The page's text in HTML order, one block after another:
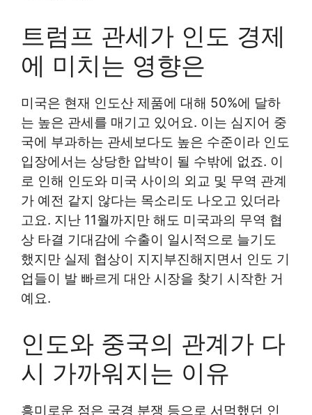
트럼프 관세가 인도 경제
에 미치는 영향은
미국은 현재 인도산 제품에 대해 50%에 달하
는 높은 관세를 매기고 있어요. 이는 심지어 중
국에 부과하는 관세보다도 높은 수준이라 인도
입장에서는 상당한 압박이 될 수밖에 없죠. 이
로 인해 인도와 미국 사이의 외교 및 무역 관계
가 예전 같지 않다는 목소리도 나오고 있더라
고요. 지난 11월까지만 해도 미국과의 무역 협
상 타결 기대감에 수출이 일시적으로 늘기도
했지만 실제 협상이 지지부진해지면서 인도 기
업들이 발 빠르게 대안 시장을 찾기 시작한 거
예요.
인도와 중국의 관계가 다
시 가까워지는 이유
흥미로운 점은 국경 분쟁 등으로 서먹했던 인